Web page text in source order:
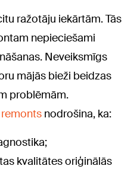
ražotāju iekārtām. Tās
nepieciešami
Neveiksmīgs
mājās bieži beidzas
problēmām.
nodrošina, ka:
kvalitātes oriģinālās